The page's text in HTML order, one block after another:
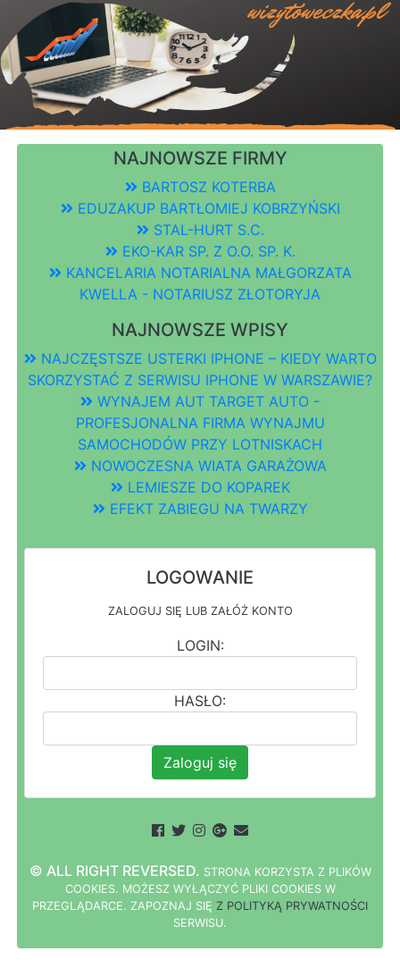
NAJNOWSZE FIRMY
BARTOSZ KOTERBA
EDUZAKUP BARTŁOMIEJ KOBRZYŃSKI
STAL-HURT S.C.
EKO-KAR SP. Z O.O. SP. K.
KANCELARIA NOTARIALNA MAŁGORZATA
KWELLA - NOTARIUSZ ZŁOTORYJA
NAJNOWSZE WPISY
NAJCZĘSTSZE USTERKI IPHONE – KIEDY WARTO
SKORZYSTAĆ Z SERWISU IPHONE W WARSZAWIE?
WYNAJEM AUT TARGET AUTO -
PROFESJONALNA FIRMA WYNAJMU
SAMOCHODÓW PRZY LOTNISKACH
NOWOCZESNA WIATA GARAŻOWA
LEMIESZE DO KOPAREK
EFEKT ZABIEGU NA TWARZY
LOGOWANIE
ZALOGUJ SIĘ LUB ZAŁÓŻ KONTO
LOGIN:
HASŁO:
Zaloguj się
© ALL RIGHT REVERSED. STRONA KORZYSTA Z PLIKÓW
COOKIES. MOŻESZ WYŁ ĄCZYĆ PL IKI COOKIES W
PRZEGLĄDARCE. ZAPOZNAJ SIĘ Z POLITYKĄ PRYWATNOŚCI
SERWISU.